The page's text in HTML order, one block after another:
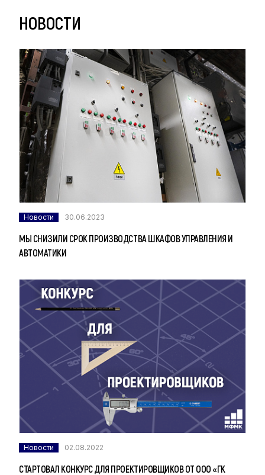
НОВОСТИ
Новости 30.06.2023
МЫ СНИЗИЛИ СРОК ПРОИЗВОДСТВА ШКАФОВ УПРАВЛЕНИЯ И
АВТОМАТИКИ
Новости 02.08.2022
СТАРТОВАЛ КОНКУРС ДЛЯ ПРОЕКТИРОВЩИКОВ ОТ ООО «ГК